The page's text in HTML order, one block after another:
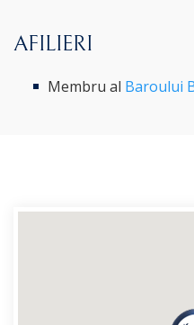
AFILIERI
Membru al Baroului